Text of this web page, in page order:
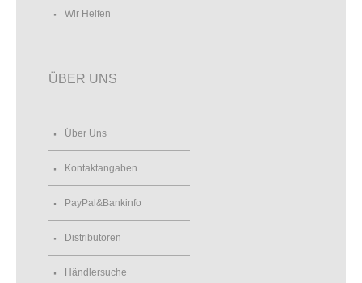
Wir Helfen
ÜBER UNS
Über Uns
Kontaktangaben
PayPal&Bankinfo
Distributoren
Händlersuche